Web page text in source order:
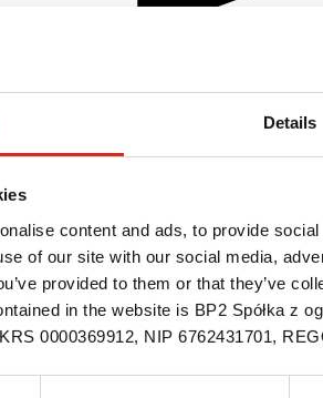
Details
content and ads, to provide
of our site with our social media,
provided to them or that they’ve
in the website is BP2 Spółka z
0000369912, NIP 6762431701,